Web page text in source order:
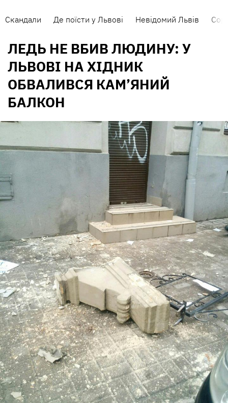
Скандали Де поїсти у Львові Невідомий Львів
ЛЕДЬ НЕ ВБИВ ЛЮДИНУ: У
ЛЬВОВІ НА ХІДНИК
ОБВАЛИВСЯ КАМ’ЯНИЙ
БАЛКОН